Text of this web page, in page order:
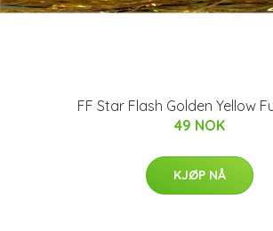
FF Star Flash Golden Yellow
49 NOK
KJØP NÅ